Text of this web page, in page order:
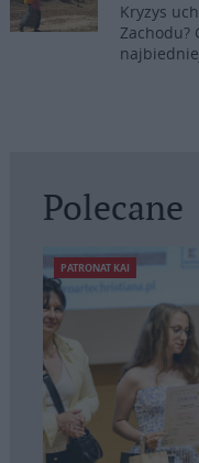
Kryzys
Zachodu?
Polecane
PATRONAT KAI